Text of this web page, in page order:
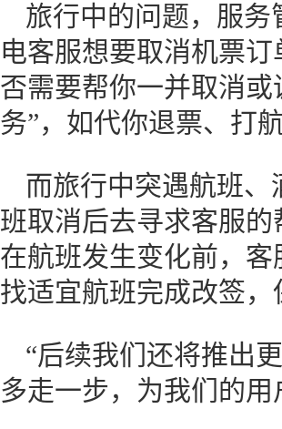
旅行中的问题，服务
电客服想要取消机票
否需要帮你一并取消
务”，如代你退票、打
而旅行中突遇航班
班取消后去寻求客服
在航班发生变化前，
找适宜航班完成改签
“后续我们还将推出
多走一步，为我们的